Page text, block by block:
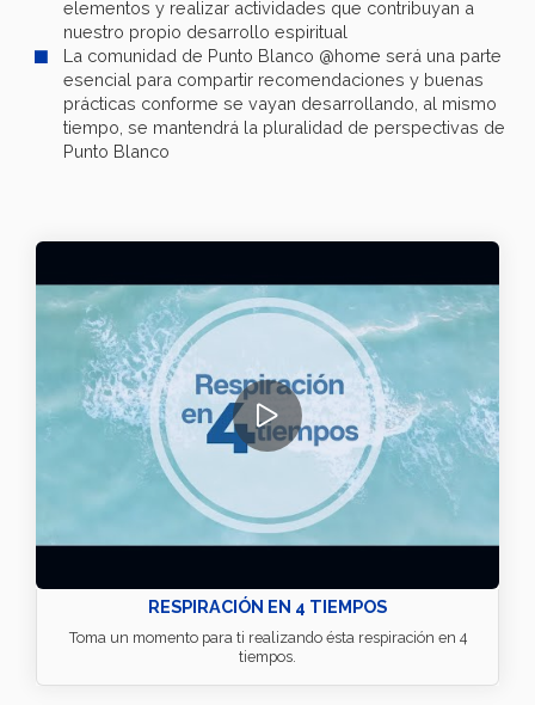
elementos y realizar actividades que contribuyan a
nuestro propio desarrollo espiritual
La comunidad de Punto Blanco @home será una parte
esencial para compartir recomendaciones y buenas
prácticas conforme se vayan desarrollando, al mismo
tiempo, se mantendrá la pluralidad de perspectivas de
Punto Blanco
RESPIRACIÓN EN 4 TIEMPOS
Toma un momento para ti realizando ésta respiración en 4
tiempos.